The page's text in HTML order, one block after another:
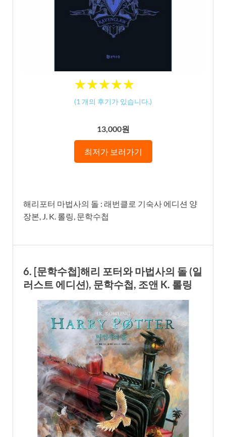
★★★★★
★★★★★
(1 개의 후기가 있습니다.)
13,000원
최저가 보러가기
해리포터 마법사의 돌 : 래번클로 기숙사 에디션 양
장본, J. K. 롤링, 문학수첩
6. [문학수첩]해리 포터와 마법사의 돌 (일
러스트 에디션), 문학수첩, 조앤 K. 롤링